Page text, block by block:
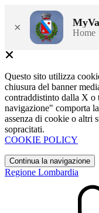
× Home
Questo sito utilizza
chiusura del banner
contraddistinto dalla X o
navigazione" comporta
assenza di cookie o altri
sopracitati.
COOKIE POLICY
Continua la navigazione
Regione Lombardia